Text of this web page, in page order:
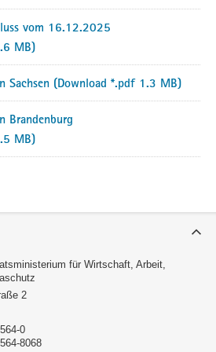
schafft Planungssicherheit und
in nachfolgenden Planungs-
möglichst zu vermeiden. Auf
und Genehmigungsprozessen,
umzusetzen und Innovationen zügig
Dokumente
setzen wir ein starkes Zeichen
vom 16.12.2025
MB)
Sachsen (Download *.pdf 1.3 MB)
Brandenburg
MB)
für Wirtschaft, Arbeit,
2
0
8068